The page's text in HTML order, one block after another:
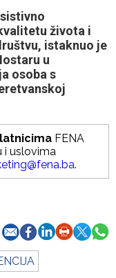
života i
istaknuo je
u
osoba s
FENA
i uslovima
.